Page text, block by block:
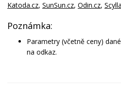
Katoda.cz, SunSun.cz, Odin.cz,
Poznámka:
Parametry (včetně ceny)
na odkaz.